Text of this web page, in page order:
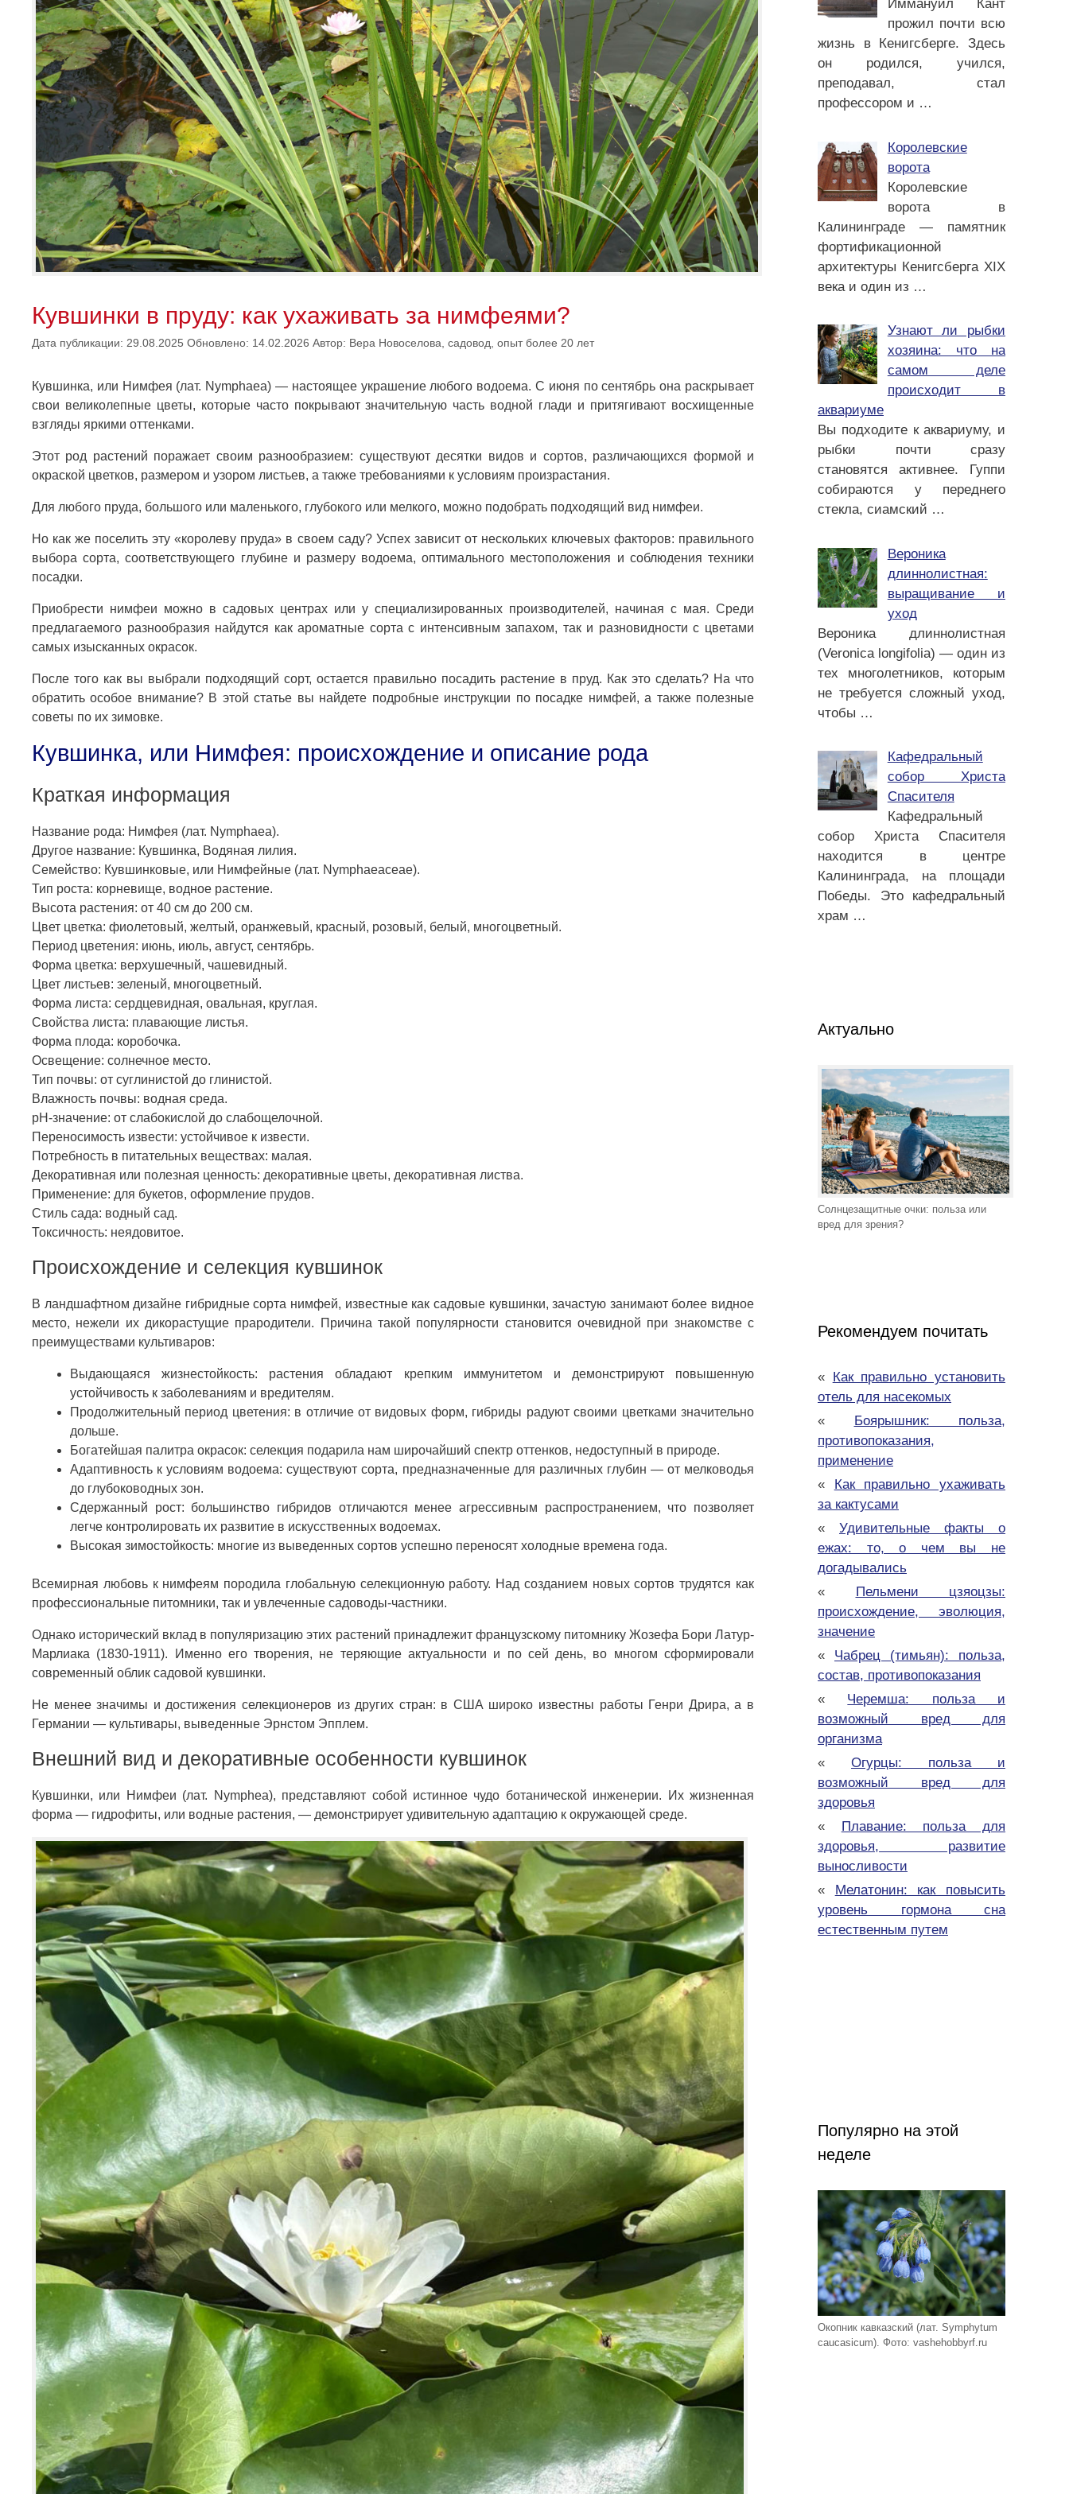
Кувшинки в пруду: как ухаживать за нимфеями?
Дата публикации: 29.08.2025 Обновлено: 14.02.2026 Автор: Вера Новоселова, садовод, опыт более 20 лет
Кувшинка, или Нимфея (лат. Nymphaea) — настоящее украшение любого водоема. С июня по сентябрь она раскрывает
свои великолепные цветы, которые часто покрывают значительную часть водной глади и притягивают восхищенные
взгляды яркими оттенками.
Этот род растений поражает своим разнообразием: существуют десятки видов и сортов, различающихся формой и
окраской цветков, размером и узором листьев, а также требованиями к условиям произрастания.
Для любого пруда, большого или маленького, глубокого или мелкого, можно подобрать подходящий вид нимфеи.
Но как же поселить эту «королеву пруда» в своем саду? Успех зависит от нескольких ключевых факторов: правильного
выбора сорта, соответствующего глубине и размеру водоема, оптимального местоположения и соблюдения техники
посадки.
Приобрести нимфеи можно в садовых центрах или у специализированных производителей, начиная с мая. Среди
предлагаемого разнообразия найдутся как ароматные сорта с интенсивным запахом, так и разновидности с цветами
самых изысканных окрасок.
После того как вы выбрали подходящий сорт, остается правильно посадить растение в пруд. Как это сделать? На что
обратить особое внимание? В этой статье вы найдете подробные инструкции по посадке нимфей, а также полезные
советы по их зимовке.
Кувшинка, или Нимфея: происхождение и описание рода
Краткая информация
Название рода: Нимфея (лат. Nymphaea).
Другое название: Кувшинка, Водяная лилия.
Семейство: Кувшинковые, или Нимфейные (лат. Nymphaeaceae).
Тип роста: корневище, водное растение.
Высота растения: от 40 см до 200 см.
Цвет цветка: фиолетовый, желтый, оранжевый, красный, розовый, белый, многоцветный.
Период цветения: июнь, июль, август, сентябрь.
Форма цветка: верхушечный, чашевидный.
Цвет листьев: зеленый, многоцветный.
Форма листа: сердцевидная, овальная, круглая.
Свойства листа: плавающие листья.
Форма плода: коробочка.
Освещение: солнечное место.
Тип почвы: от суглинистой до глинистой.
Влажность почвы: водная среда.
pH-значение: от слабокислой до слабощелочной.
Переносимость извести: устойчивое к извести.
Потребность в питательных веществах: малая.
Декоративная или полезная ценность: декоративные цветы, декоративная листва.
Применение: для букетов, оформление прудов.
Стиль сада: водный сад.
Токсичность: неядовитое.
Происхождение и селекция кувшинок
В ландшафтном дизайне гибридные сорта нимфей, известные как садовые кувшинки, зачастую занимают более видное
место, нежели их дикорастущие прародители. Причина такой популярности становится очевидной при знакомстве с
преимуществами культиваров:
Выдающаяся жизнестойкость: растения обладают крепким иммунитетом и демонстрируют повышенную
устойчивость к заболеваниям и вредителям.
Продолжительный период цветения: в отличие от видовых форм, гибриды радуют своими цветками значительно
дольше.
Богатейшая палитра окрасок: селекция подарила нам широчайший спектр оттенков, недоступный в природе.
Адаптивность к условиям водоема: существуют сорта, предназначенные для различных глубин — от мелководья
до глубоководных зон.
Сдержанный рост: большинство гибридов отличаются менее агрессивным распространением, что позволяет
легче контролировать их развитие в искусственных водоемах.
Высокая зимостойкость: многие из выведенных сортов успешно переносят холодные времена года.
Всемирная любовь к нимфеям породила глобальную селекционную работу. Над созданием новых сортов трудятся как
профессиональные питомники, так и увлеченные садоводы-частники.
Однако исторический вклад в популяризацию этих растений принадлежит французскому питомнику Жозефа Бори Латур-
Марлиака (1830-1911). Именно его творения, не теряющие актуальности и по сей день, во многом сформировали
современный облик садовой кувшинки.
Не менее значимы и достижения селекционеров из других стран: в США широко известны работы Генри Дрира, а в
Германии — культивары, выведенные Эрнстом Эпплем.
Внешний вид и декоративные особенности кувшинок
Кувшинки, или Нимфеи (лат. Nymphea), представляют собой истинное чудо ботанической инженерии. Их жизненная
форма — гидрофиты, или водные растения, — демонстрирует удивительную адаптацию к окружающей среде.
Иммануил Кант
прожил почти всю
жизнь в Кенигсберге. Здесь
он родился, учился,
преподавал, стал
профессором и …
Королевские
ворота
Королевские
ворота в
Калининграде — памятник
фортификационной
архитектуры Кенигсберга XIX
века и один из …
Узнают ли рыбки
хозяина: что на
самом деле
происходит в
аквариуме
Вы подходите к аквариуму, и
рыбки почти сразу
становятся активнее. Гуппи
собираются у переднего
стекла, сиамский …
Вероника
длиннолистная:
выращивание и
уход
Вероника длиннолистная
(Veronica longifolia) — один из
тех многолетников, которым
не требуется сложный уход,
чтобы …
Кафедральный
собор Христа
Спасителя
Кафедральный
собор Христа Спасителя
находится в центре
Калининграда, на площади
Победы. Это кафедральный
храм …
Актуально
Солнцезащитные очки: польза или
вред для зрения?
Рекомендуем почитать
«
Как правильно установить
отель для насекомых
«
Боярышник: польза,
противопоказания,
применение
«
Как правильно ухаживать
за кактусами
« Удивительные факты о
ежах: то, о чем вы не
догадывались
«
Пельмени цзяоцзы:
происхождение, эволюция,
значение
« Чабрец (тимьян): польза,
состав, противопоказания
« Черемша: польза и
возможный вред для
организма
« Огурцы: польза и
возможный вред для
здоровья
«
Плавание: польза для
здоровья, развитие
выносливости
«
Мелатонин: как повысить
уровень гормона сна
естественным путем
Популярно на этой
неделе
Окопник кавказский (лат. Symphytum
caucasicum). Фото: vashehobbyrf.ru